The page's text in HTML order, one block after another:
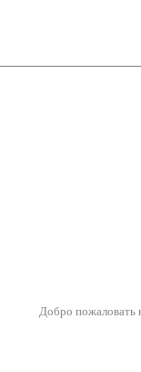
Добро пожаловать